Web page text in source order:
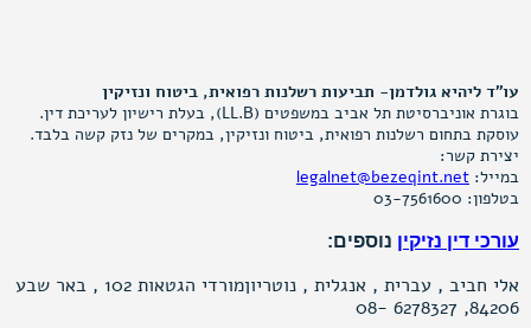
עו"ד ליהיא גולדמן- תביעות רשלנות רפואית, ביטוח ונזיקין
בוגרת אוניברסיטת תל אביב במשפטים (LL.B), בעלת רישיון לעריכת דין.
עוסקת בתחום רשלנות רפואית, ביטוח ונזיקין, במקרים של נזק קשה בלבד.
יצירת קשר:
במייל: legalnet@bezeqint.net
בטלפון: 03-7561600
עורכי דין נזיקין נוספים:
אלי חביב , עברית , אנגלית , נוטריוןמורדי הגטאות 102 , באר שבע
84206, 6278327 -08